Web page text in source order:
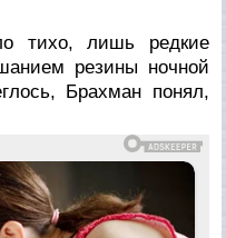
тихо, лишь редкие
резины ночной
Брахман понял,